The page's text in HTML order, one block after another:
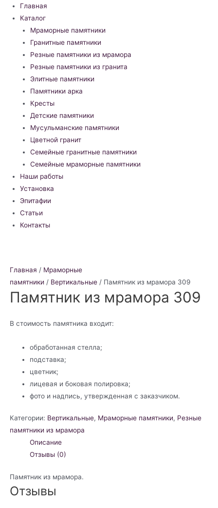
Меню
Главная
Каталог
Мраморные памятники
Гранитные памятники
Резные памятники из мрамора
Резные памятники из гранита
Элитные памятники
Памятники арка
Кресты
Детские памятники
Мусульманские памятники
Цветной гранит
Семейные гранитные памятники
Семейные мраморные памятники
Наши работы
Установка
Эпитафии
Статьи
Контакты
Главная / Мраморные
памятники / Вертикальные / Памятник из мрамора 309
Памятник из мрамора 309
В стоимость памятника входит:
обработанная стелла;
подставка;
цветник;
лицевая и боковая полировка;
фото и надпись, утвержденная с заказчиком.
Категории: Вертикальные, Мраморные памятники, Резные
памятники из мрамора
Описание
Отзывы (0)
Памятник из мрамора.
Отзывы